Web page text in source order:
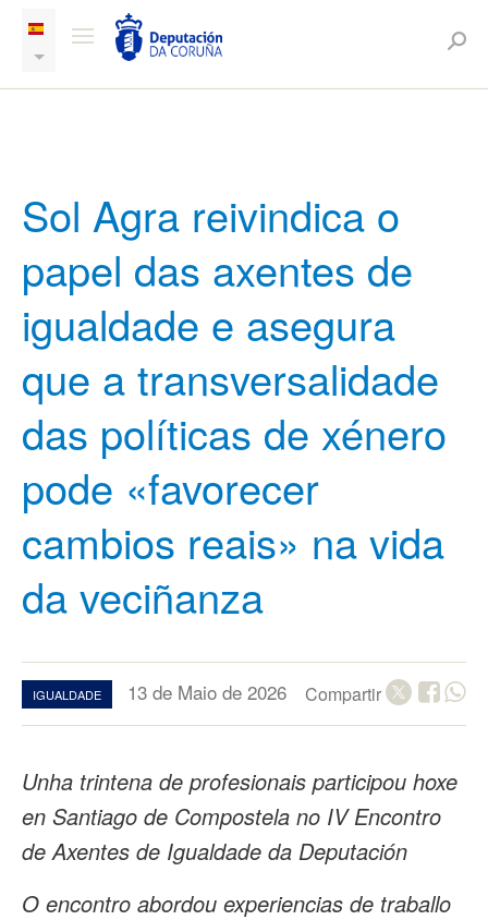
Sol Agra reivindica o
papel das axentes de
igualdade e asegura
que a transversalidade
das políticas de xénero
pode «favorecer
cambios reais» na vida
da veciñanza
IGUALDADE 13 de Maio de 2026 Compartir
Unha trintena de profesionais participou hoxe
en Santiago de Compostela no IV Encontro
de Axentes de Igualdade da Deputación
O encontro abordou experiencias de traballo